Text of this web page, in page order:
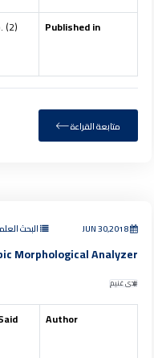
Published in
(2)
متابعة القراءة
JUN 30,2018 البحث
Morphological Analyzer
ندى غنيم
Author